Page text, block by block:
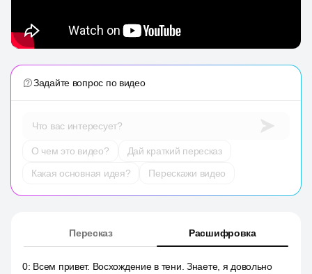
Задайте вопрос по видео
Что вас интересует?
О чем это видео?
Дай краткий пересказ
Какая основная идея?
Перескажи видео
Пересказ Расшифровка
0: Всем привет. Восхождение в тени. Знаете, я довольно